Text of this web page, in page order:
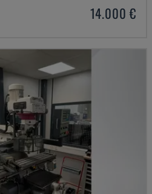
14.000 €